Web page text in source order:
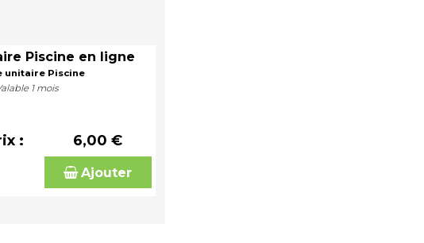
Piscine en ligne
unitaire Piscine
1 mois
: 6,00 €
Ajouter